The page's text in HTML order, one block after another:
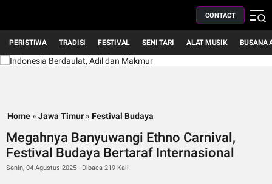
CONTACT
PERISTIWA TRADISI FESTIVAL SENI TARI ALAT MUSIK BUSANA
Home » Jawa Timur » Festival Budaya
Megahnya Banyuwangi Ethno Carnival,
Festival Budaya Bertaraf Internasional
Senin, 04 Agustus 2025 - Dibaca 219 Kali